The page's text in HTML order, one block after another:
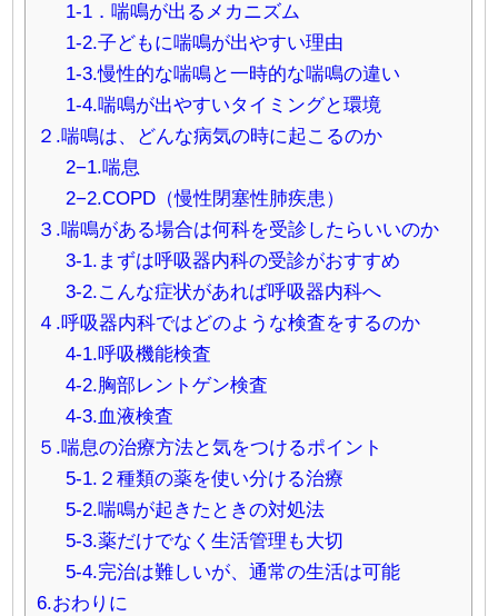
1-1．喘鳴が出るメカニズム
1-2.子どもに喘鳴が出やすい理由
1-3.慢性的な喘鳴と一時的な喘鳴の違い
1-4.喘鳴が出やすいタイミングと環境
２.喘鳴は、どんな病気の時に起こるのか
2−1.喘息
2−2.COPD（慢性閉塞性肺疾患）
３.喘鳴がある場合は何科を受診したらいいのか
3-1.まずは呼吸器内科の受診がおすすめ
3-2.こんな症状があれば呼吸器内科へ
４.呼吸器内科ではどのような検査をするのか
4-1.呼吸機能検査
4-2.胸部レントゲン検査
4-3.血液検査
５.喘息の治療方法と気をつけるポイント
5-1.２種類の薬を使い分ける治療
5-2.喘鳴が起きたときの対処法
5-3.薬だけでなく生活管理も大切
5-4.完治は難しいが、通常の生活は可能
6.おわりに